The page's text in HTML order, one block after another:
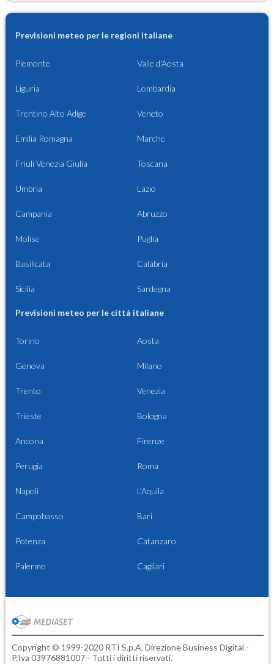
Previsioni meteo per le regioni italiane
Piemonte Valle d'Aosta
Liguria Lombardia
Trentino Alto Adige Veneto
Emilia Romagna Marche
Friuli Venezia Giulia Toscana
Umbria Lazio
Campania Abruzzo
Molise Puglia
Basilicata Calabria
Sicilia Sardegna
Previsioni meteo per le città italiane
Torino Aosta
Genova Milano
Trento Venezia
Trieste Bologna
Ancona Firenze
Perugia Roma
Napoli L'Aquila
Campobasso Bari
Potenza Catanzaro
Palermo Cagliari
Copyright © 1999-2020 RTI S.p.A. Direzione Business Digital -
P.Iva 03976881007 - Tutti i diritti riservati.